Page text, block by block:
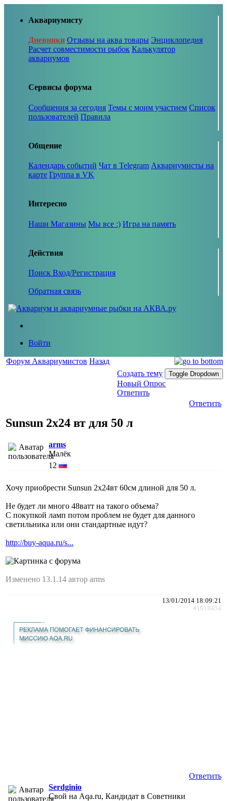
Аквариумисту
Дневники Отзывы на аква товары Энциклопедия
Расчет совместимости рыбок Калькулятор
аквариумов
Сервисы форума
Сообщения за сегодня Темы с моим участием Список
пользователей Правила
Общение
Календарь событий Чат в Telegram Аквариумисты на
карте Группа в VK
Интересно
Наши Магазины Мы все :) Игра на память
Действия
Поиск Вход/Регистрация
Обратная связь
Войти
Форум Аквариумистов Назад
Создать тему
Toggle Dropdown
Новый Опрос
Ответить
Ответить
Sunsun 2x24 вт для 50 л
arms
Малёк
12
Хочу приобрести Sunsun 2x24вт 60см длиной для 50 л.
Не будет ли много 48ватт на такого объема?
С покупкой ламп потом проблем не будет для данного
светильника или они стандартные идут?
http://buy-aqua.ru/s...
Изменено 13.1.14 автор arms
13/01/2014 18:09:21
#1918454
Ответить
Serdginio
Свой на Aqa.ru, Кандидат в Советники